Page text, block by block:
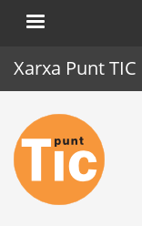
Xarxa Punt TIC
Inicio
Punt TIC
Actualidad